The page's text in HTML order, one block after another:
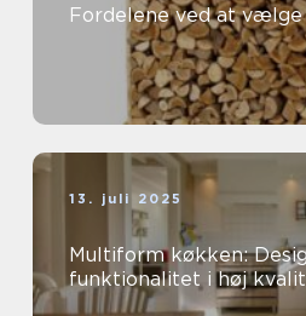
Fordelene ved at
13. juli 2025
Multiform køkken:
funktionalitet i høj